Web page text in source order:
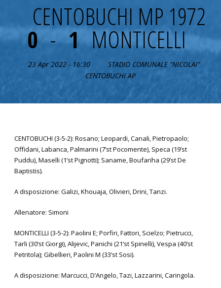
CENTOBUCHI MP 1972
0 - 1 MONTICELLI
23 Apr 2022 - 16:30
STADIO COMUNALE "NICOLAI"
CENTOBUCHI AP
CENTOBUCHI (3-5-2): Rosano; Leopardi, Canali, Pietropaolo;
Offidani, Labanca, Palmarini (7’st Pocomente), Speca (19’st
Puddu), Maselli (1’st Pignotti); Saname, Boufariha (29’st De
Baptistis).
A disposizione: Galizi, Khouaja, Olivieri, Drini, Tanzi.
Allenatore: Simoni
MONTICELLI (3-5-2): Paolini E; Porfiri, Fattori, Scielzo; Pietrucci,
Tarli (30’st Giorgi), Alijevic, Panichi (21’st Spinelli), Vespa (40’st
Petritola); Gibellieri, Paolini M (33’st Sosi).
A disposizione: Marcucci, D’Angelo, Tazi, Lazzarini, Caringola.